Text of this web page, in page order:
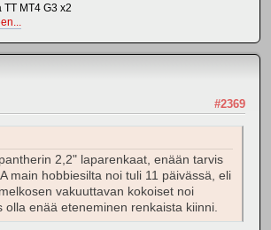
MT4 G3 x2
#2369
2,2" laparenkaat, enään tarvis
main hobbiesilta noi tuli 11 päivässä, eli
vakuuttavan kokoiset noi
olla enää eteneminen renkaista kiinni.